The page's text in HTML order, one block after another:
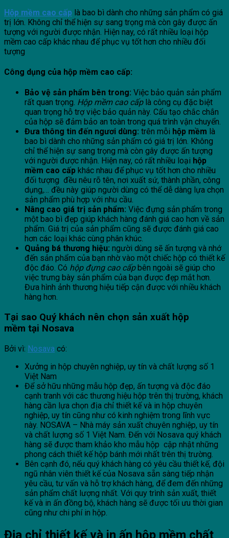
Hộp mềm cao cấp là bao bì dành cho những sản phẩm có giá
trị lớn. Không chỉ thể hiện sự sang trọng mà còn gây được ấn
tượng với người được nhận. Hiện nay, có rất nhiều loại hộp
mềm cao cấp khác nhau để phục vụ tốt hơn cho nhiều đối
tượng
Công dụng của hộp mềm cao cấp:
Bảo vệ sản phẩm bên trong: Việc bảo quản sản phẩm
rất quan trọng. Hộp mềm cao cấplà công cụ đặc biệt
quan trọng hỗ trợ việc bảo quản này. Cấu tạo chắc chắn
của hộp sẽ đảm bảo an toàn trong quá trình vận chuyển.
Đưa thông tin đến ngươi dùng: trên mỗi hộp mềm là
bao bì dành cho những sản phẩm có giá trị lớn. Không
chỉ thể hiện sự sang trọng mà còn gây được ấn tượng
với người được nhận. Hiện nay, có rất nhiều loại hộp
mềm cao cấp khác nhau để phục vụ tốt hơn cho nhiều
đối tượng đều nêu rõ tên, nơi xuất sứ, thành phần, công
dụng,… đều này giúp người dùng có thể dễ dàng lựa chọn
sản phẩm phù hợp với nhu cầu.
Nâng cao giá trị sản phẩm: Việc đựng sản phẩm trong
một bao bì đẹp giúp khách hàng đánh giá cao hơn về sản
phẩm. Giá trị của sản phẩm cũng sẽ được đánh giá cao
hơn các loại khác cùng phân khúc.
Quảng bá thương hiệu: người dùng sẽ ấn tượng và nhớ
đến sản phẩm của bạn nhờ vào một chiếc hộp có thiết kế
độc đáo. Có hộp đựng cao cấpbên ngoài sẽ giúp cho
việc trưng bày sản phẩm của bạn được đẹp mắt hơn.
Đưa hình ảnh thương hiệu tiếp cận được với nhiều khách
hàng hơn.
Tại sao Quý khách nên chọn sản xuất hộp
mềm tại Nosava
Bởi vì: Nosava có:
Xưởng in hộp chuyên nghiệp, uy tín và chất lượng số 1
Việt Nam
Để sở hữu những mẫu hộp đẹp, ấn tượng và độc đáo
cạnh tranh với các thương hiệu hộp trên thị trường, khách
hàng cần lựa chọn địa chỉ thiết kế và in hộp chuyên
nghiệp, uy tín cũng như có kinh nghiệm trong lĩnh vực
này. NOSAVA – Nhà máy sản xuất chuyên nghiệp, uy tín
và chất lượng số 1 Việt Nam. Đến với Nosava quý khách
hàng sẽ được tham khảo kho mẫu hộp cập nhật những
phong cách thiết kế hộp bánh mới nhất trên thị trường.
Bên cạnh đó, nếu quý khách hàng có yêu cầu thiết kế, đội
ngũ nhân viên thiết kế của Nosava sẵn sàng tiếp nhận
yêu cầu, tư vấn và hỗ trợ khách hàng, để đem đến những
sản phẩm chất lượng nhất. Với quy trình sản xuất, thiết
kế và in ấn đồng bộ, khách hàng sẽ được tối ưu thời gian
cũng như chi phí in hộp.
Địa chỉ thiết kế và in ấn hộp mềm chất